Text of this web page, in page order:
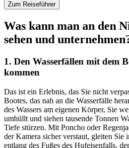
Zum Reiseführer
Was kann man an den
sehen und
1. Den Wasserfällen mit dem
kommen
Das ist ein Erlebnis, das Sie nicht
Bootes, das nah an die Wasserfälle
des Wassers am eigenen Körper, Sie
umhüllt und siehen tausende Tonnen
Tiefe stürzen. Mit Poncho oder
der Kamera sicher verstaut, gleiten Sie
entlang des Fußes des Hufeisenfalls,